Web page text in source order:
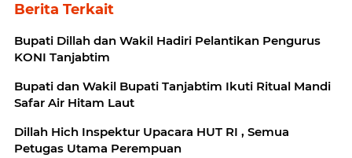
Berita Terkait
Bupati Dillah dan Wakil Hadiri Pelantikan Pengurus
KONI Tanjabtim
Bupati dan Wakil Bupati Tanjabtim Ikuti Ritual Mandi
Safar Air Hitam Laut
Dillah Hich Inspektur Upacara HUT RI , Semua
Petugas Utama Perempuan